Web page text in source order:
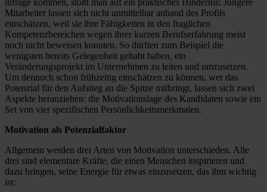
Mitarbeiter lassen sich nicht unmittelbar anhand des Profils
einschätzen, weil sie ihre Fähigkeiten in den fraglichen
Kompetenzbereichen wegen ihrer kurzen Berufserfahrung meist
noch nicht beweisen konnten. So dürften zum Beispiel die
wenigsten bereits Gelegenheit gehabt haben, ein
Veränderungsprojekt im Unternehmen zu leiten und umzusetzen.
Um dennoch schon frühzeitig einschätzen zu können, wer das
Potenzial für den Aufstieg an die Spitze mitbringt, lassen sich zwei
Aspekte heranziehen: die Motivationslage des Kandidaten sowie ein
Set von vier spezifischen Persönlichkeitsmerkmalen.
Motivation als Potenzialfaktor
Allgemein werden drei Arten von Motivation unterschieden. Alle
drei sind elementare Kräfte, die einen Menschen inspirieren und
dazu bringen, seine Energie für etwas einzusetzen, das ihm wichtig
ist: